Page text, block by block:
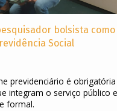
bolsista como
Social
previdenciário é obrigatória
integram o serviço público e
formal.